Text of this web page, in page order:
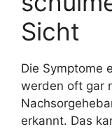
Sicht
Die Symptome
werden oft gar
erkannt. Das